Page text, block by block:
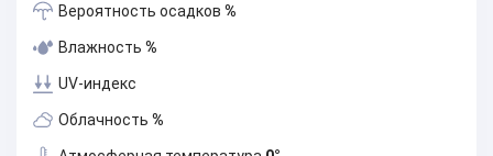
Вероятность осадков %
Влажность %
UV-индекс
Облачность %